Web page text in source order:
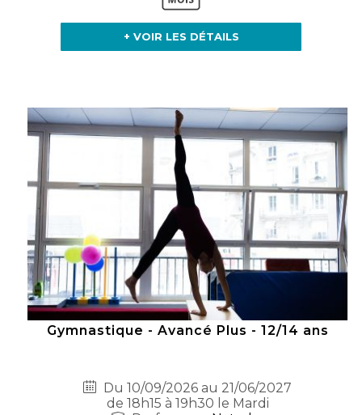
+ VOIR LES DÉTAILS
Gymnastique - Avancé Plus - 12/14 ans
Du 10/09/2026 au 21/06/2027
de 18h15 à 19h30 le Mardi